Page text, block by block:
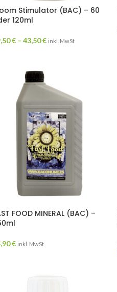
Stimulator (BAC) – 60
120ml
€ –43,50€ inkl. MwSt
FOOD MINERAL (BAC) –
€ inkl. MwSt